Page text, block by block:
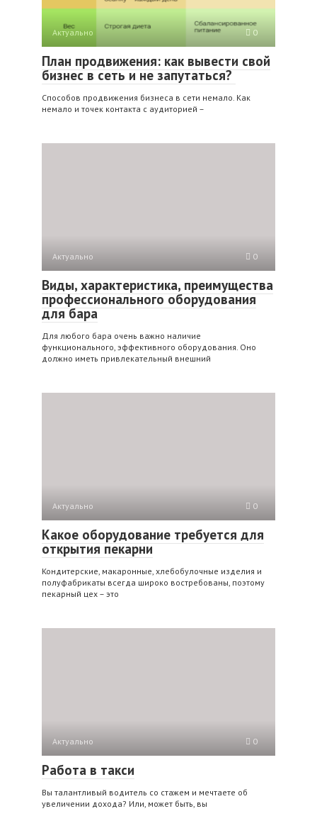
Актуально 0
План продвижения: как вывести свой
бизнес в сеть и не запутаться?
Способов продвижения бизнеса в сети немало. Как
немало и точек контакта с аудиторией –
Актуально 0
Виды, характеристика, преимущества
профессионального оборудования
для бара
Для любого бара очень важно наличие
функционального, эффективного оборудования. Оно
должно иметь привлекательный внешний
Актуально 0
Какое оборудование требуется для
открытия пекарни
Кондитерские, макаронные, хлебобулочные изделия и
полуфабрикаты всегда широко востребованы, поэтому
пекарный цех – это
Актуально 0
Работа в такси
Вы талантливый водитель со стажем и мечтаете об
увеличении дохода? Или, может быть, вы